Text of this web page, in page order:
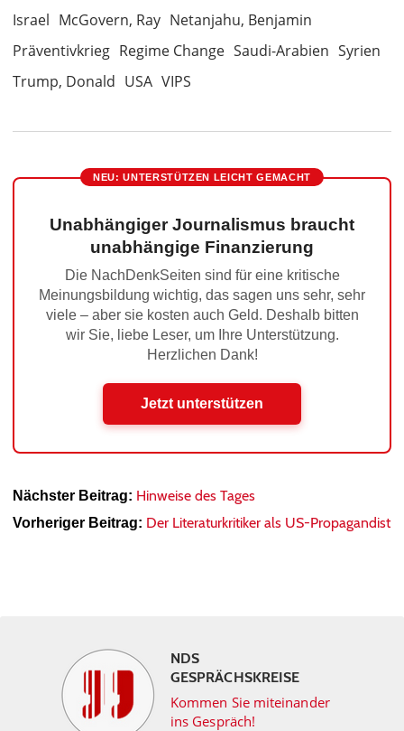
Israel McGovern, Ray Netanjahu, Benjamin
Präventivkrieg Regime Change Saudi-Arabien Syrien
Trump, Donald USA VIPS
NEU: UNTERSTÜTZEN LEICHT GEMACHT
Unabhängiger Journalismus braucht
unabhängige Finanzierung
Die NachDenkSeiten sind für eine kritische
Meinungsbildung wichtig, das sagen uns sehr, sehr
viele – aber sie kosten auch Geld. Deshalb bitten
wir Sie, liebe Leser, um Ihre Unterstützung.
Herzlichen Dank!
Jetzt unterstützen
Nächster Beitrag: Hinweise des Tages
Vorheriger Beitrag: Der Literaturkritiker als US-Propagandist
NDS
GESPRÄCHSKREISE
Kommen Sie miteinander
ins Gespräch!